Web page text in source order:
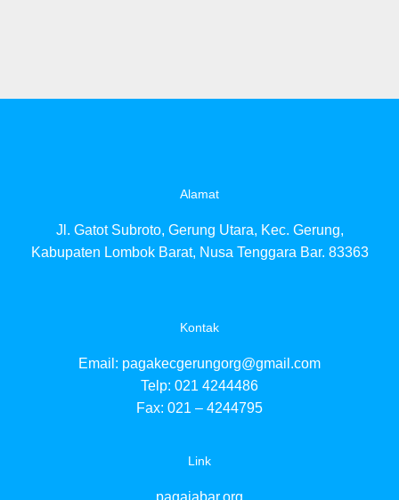
Alamat
Jl. Gatot Subroto, Gerung Utara, Kec. Gerung,
Kabupaten Lombok Barat, Nusa Tenggara Bar. 83363
Kontak
Email: pagakecgerungorg@gmail.com
Telp: 021 4244486
Fax: 021 – 4244795
Link
pagajabar.org